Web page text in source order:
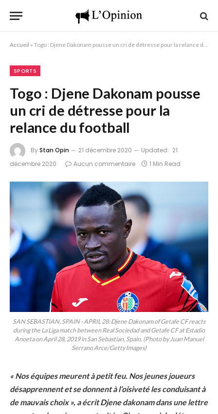
Accueil » Togo : Djene Dakonam pousse un cri de détresse pour la relance du football
SPORTS
Togo : Djene Dakonam pousse
un cri de détresse pour la
relance du football
ByStan Opin 21 décembre 2020 Updated: 21
décembre 2020
Aucun commentaire 1 Min Read
SAN SEBASTIAN, SPAIN - APRIL 28: Djene Dakonam of Getafe CF reacts
during the La Liga match between Real Sociedad and Getafe CF at Estadio
Anoeta on April 28, 2019 in San Sebastian, Spain. (Photo by Juan Manuel
Serrano Arce/Getty Images)
« Nos équipes meurent à petit feu. Nos jeunes joueurs
désapprennent et se donnent à l’oisiveté les conduisant à
de mauvais choix », a écrit Djene dakonam dans une lettre